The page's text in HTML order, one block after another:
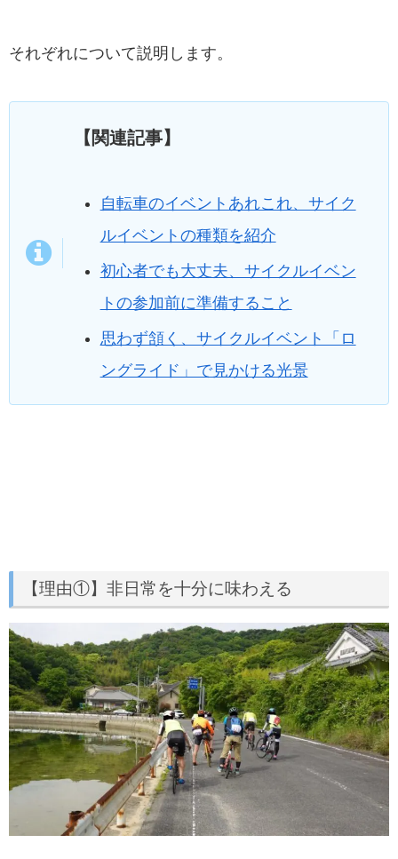
それぞれについて説明します。
【関連記事】
自転車のイベントあれこれ、サイク
ルイベントの種類を紹介
初心者でも大丈夫、サイクルイベン
トの参加前に準備すること
思わず頷く、サイクルイベント「ロ
ングライド」で見かける光景
【理由①】非日常を十分に味わえる